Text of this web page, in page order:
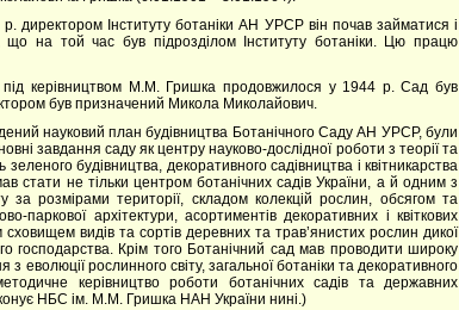
Інституту ботаніки АН УРСР він почав займатися і
що на той час був підрозділом Інституту ботаніки. Цю працю
під керівництвом М.М. Гришка продовжилося у 1944 р. Сад був
був призначений Микола Миколайович.
науковий план будівництва Ботанічного Саду АН УРСР, були
завдання саду як центру науково-дослідної роботи з теорії та
будівництва, декоративного садівництва і квітникарства
стати не тільки центром ботанічних садів України, а й одним з
за розмірами території, складом колекцій рослин, обсягом та
архітектури, асортиментів декоративних і квіткових
видів та сортів деревних та трав’янистих рослин дикої
господарства. Крім того Ботанічний сад мав проводити широку
рослинного світу, загальної ботаніки та декоративного
керівництво роботи ботанічних садів та державних
НБС ім. М.М. Гришка НАН України нині.)